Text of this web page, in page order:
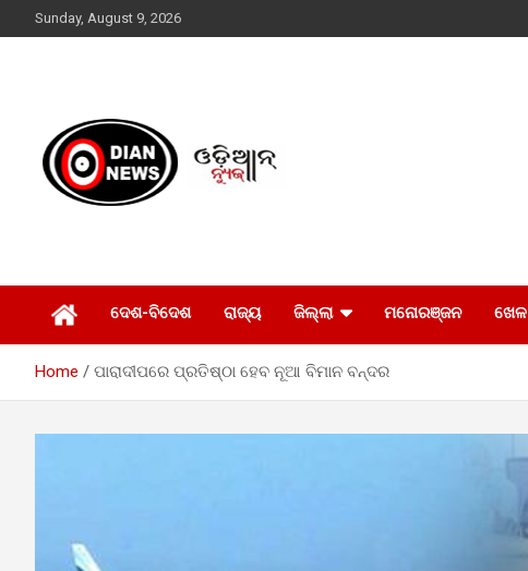
to
Sunday, August 9, 2026
ଦେଶ-ବିଦେଶ ରାଜ୍ୟ ଜିଲ୍ଲା ମନୋରଞ୍ଜନ ଖେଳ
Home ପାରାଦୀପରେ ପ୍ରତିଷ୍ଠା ହେବ ନୂଆ ବିମାନ ବନ୍ଦର